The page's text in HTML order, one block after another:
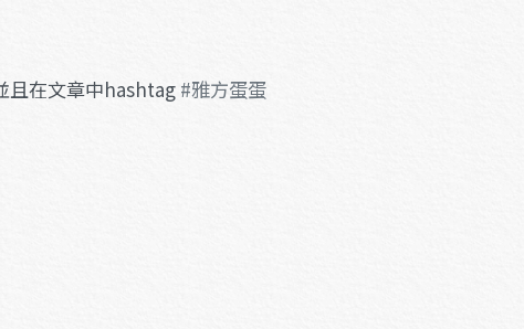
且在文章中hashtag #雅方蛋蛋